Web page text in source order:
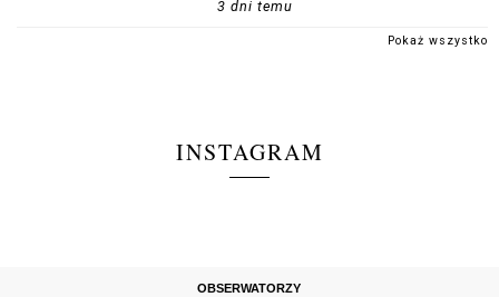
3 dni temu
Pokaż wszystko
INSTAGRAM
OBSERWATORZY